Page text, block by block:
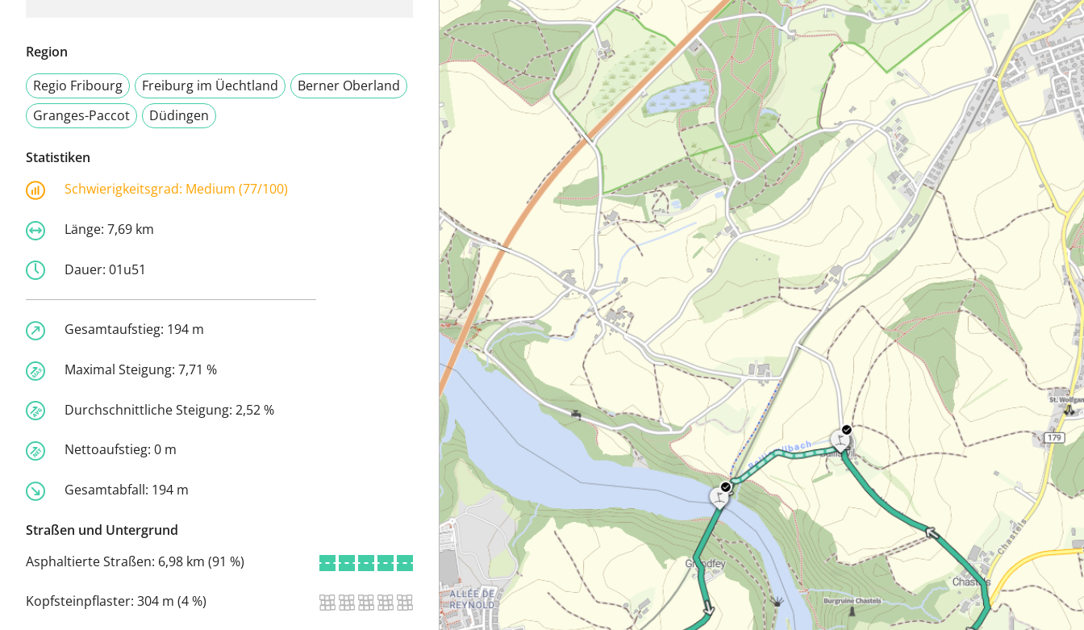
Region
Regio Fribourg
Freiburg im Üechtland
Berner Oberland
Granges-Paccot
Düdingen
Statistiken
Schwierigkeitsgrad: Medium (77/100)
Länge: 7,69 km
Dauer: 01u51
Gesamtaufstieg: 194 m
Maximal Steigung: 7,71 %
Durchschnittliche Steigung: 2,52 %
Nettoaufstieg: 0 m
Gesamtabfall: 194 m
Straßen und Untergrund
Asphaltierte Straßen: 6,98 km (91 %)
Kopfsteinpflaster: 304 m (4 %)